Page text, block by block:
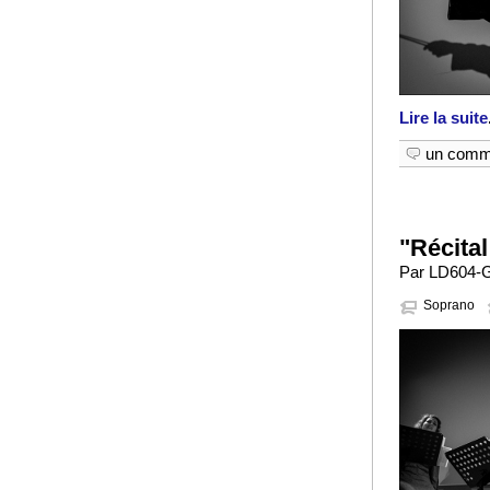
Lire la suite
un
Par LD604-
Soprano